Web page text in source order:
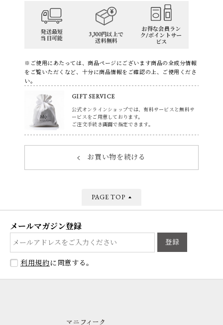
発送最短
当日可能
3,300円以上で
送料無料
お得な会員ラン
ク/ポイントサー
ビス
※ご使用にあたっては、商品ページにございます商品の全成分情報
をご覧いただくなど、十分に商品情報をご確認の上、ご使用くださ
い。
GIFT SERVICE
公式オンラインショップでは、有料サービスと無料サ
ービスをご用意しております。
ご注文手続き画面で指定できます。
お買い物を続ける
PAGE TOP
メールマガジン登録
登録
利用規約に同意する。